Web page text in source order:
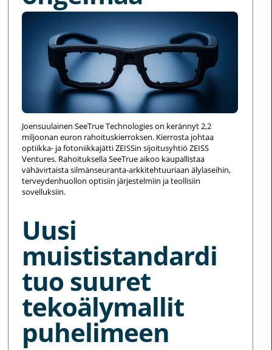
Joensuulainen SeeTrue Technologies on kerännyt 2,2
miljoonan euron rahoituskierroksen. Kierrosta johtaa
optiikka- ja fotoniikkajätti ZEISSin sijoitusyhtiö ZEISS
Ventures. Rahoituksella SeeTrue aikoo kaupallistaa
vähävirtaista silmänseuranta-arkkitehtuuriaan älylaseihin,
terveydenhuollon optisiin järjestelmiin ja teollisiin
sovelluksiin.
Uusi
muististandardi
tuo suuret
tekoälymallit
puhelimeen